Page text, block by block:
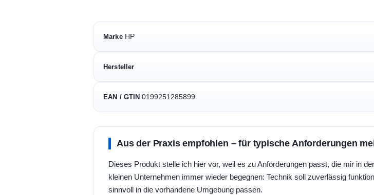
Marke HP
Hersteller
EAN / GTIN 0199251285899
Aus der Praxis empfohlen – für typische Anforderungen
Dieses Produkt stelle ich hier vor, weil es zu Anforderungen passt, die mir in
kleinen Unternehmen immer wieder begegnen: Technik soll zuverlässig
sinnvoll in die vorhandene Umgebung passen.